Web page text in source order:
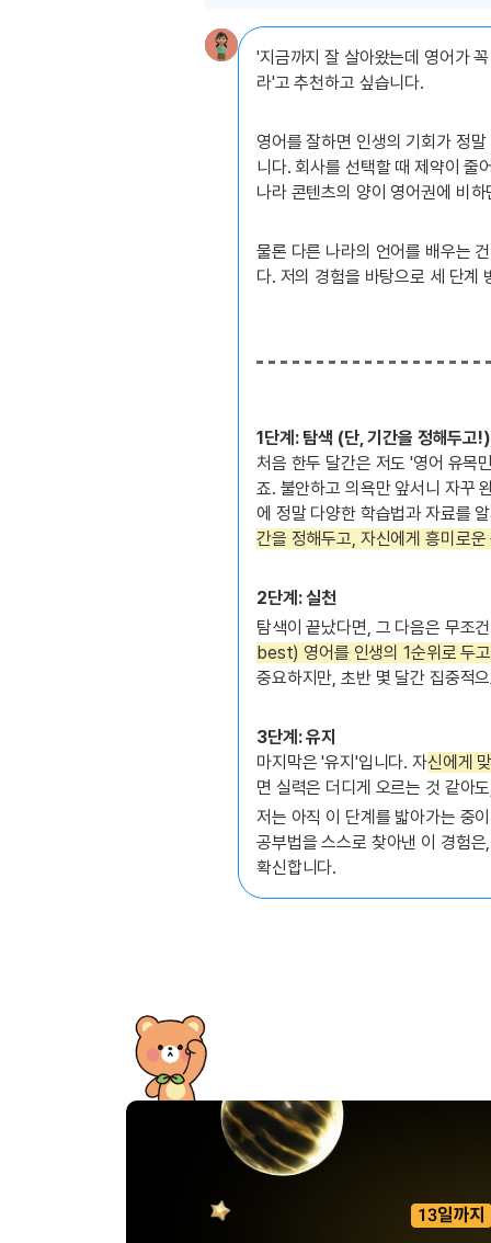
'지금까지 잘 살아왔는데 영어가
라'고 추천하고 싶습니다.
영어를 잘하면 인생의 기회가 정
니다. 회사를 선택할 때 제약이 줄
나라 콘텐츠의 양이 영어권에 비
물론 다른 나라의 언어를 배우는
다. 저의 경험을 바탕으로 세 단계
1단계: 탐색 (단, 기간을 정해두고!)
처음 한두 달간은 저도 '영어 유목
죠. 불안하고 의욕만 앞서니 자꾸
에 정말 다양한 학습법과 자료를
간을 정해두고, 자신에게 흥미로
2단계: 실천
탐색이 끝났다면, 그 다음은 무조
best) 영어를 인생의 1순위로 두
중요하지만, 초반 몇 달간 집중적
3단계: 유지
마지막은 '유지'입니다. 자신에게
면 실력은 더디게 오르는 것 같아
저는 아직 이 단계를 밟아가는 중
공부법을 스스로 찾아낸 이 경험
확신합니다.